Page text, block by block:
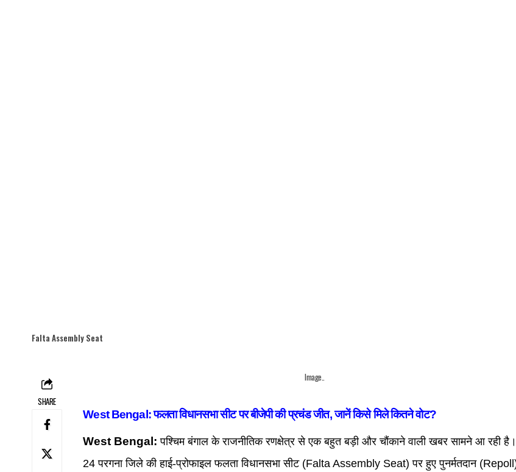
Falta Assembly Seat
SHARE
Image..
West Bengal: फलता विधानसभा सीट पर बीजेपी की प्रचंड जीत, जानें किसे मिले कितने वोट?
West Bengal: पश्चिम बंगाल के राजनीतिक रणक्षेत्र से एक बहुत बड़ी और चौंकाने वाली खबर सामने आ रही है।
24 परगना जिले की हाई-प्रोफाइल फलता विधानसभा सीट (Falta Assembly Seat) पर हुए पुनर्मतदान